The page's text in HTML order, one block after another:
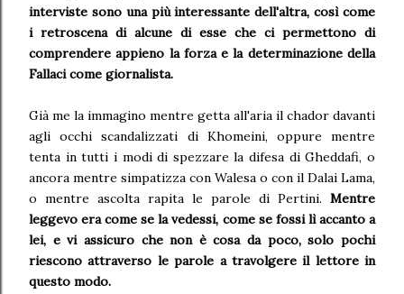
interviste sono una più interessante dell'altra, così come
i retroscena di alcune di esse che ci permettono di
comprendere appieno la forza e la determinazione della
Fallaci come giornalista.
Già me la immagino mentre getta all'aria il chador davanti
agli occhi scandalizzati di Khomeini, oppure mentre
tenta in tutti i modi di spezzare la difesa di Gheddafi, o
ancora mentre simpatizza con Walesa o con il Dalai Lama,
o mentre ascolta rapita le parole di Pertini. Mentre
leggevo era come se la vedessi, come se fossi lì accanto a
lei, e vi assicuro che non è cosa da poco, solo pochi
riescono attraverso le parole a travolgere il lettore in
questo modo.